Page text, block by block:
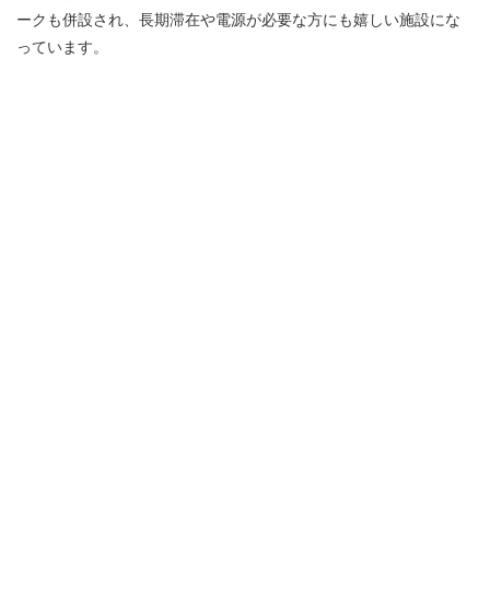
ークも併設され、長期滞在や電源が必要な方にも嬉しい施設にな
っています。